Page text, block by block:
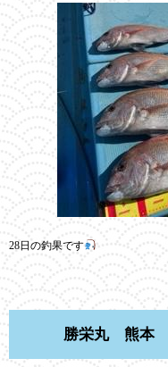
28日の釣果です
勝栄丸 熊本